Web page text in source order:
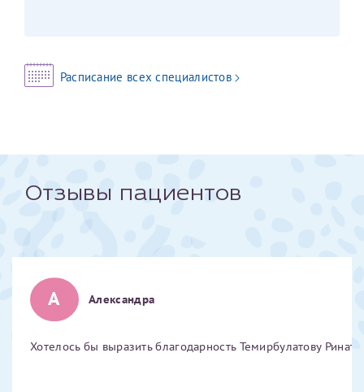
Расписание всех специалистов
Отзывы пациентов
А Александра
Хотелось бы выразить благодарность Темирбулатову
налогоплательщик, тот, кто будет получать вычет - ФИО
2022
2023
2025